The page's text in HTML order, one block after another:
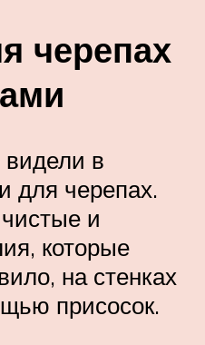
черепах
в
для черепах.
и
которые
на стенках
присосок.